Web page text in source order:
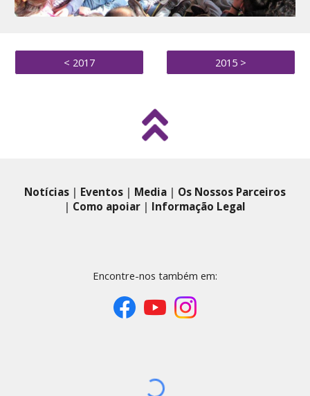
< 2017 2015 >
Notícias | Eventos | Media | Os Nossos Parceiros
| Como apoiar | Informação Legal
Encontre-nos também em: